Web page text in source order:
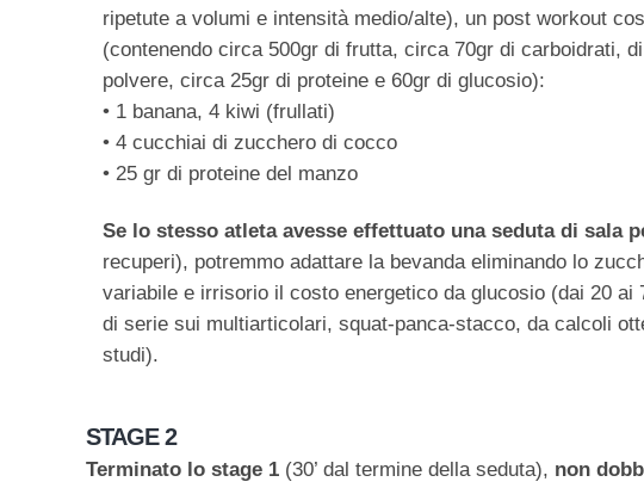
ripetute a volumi e intensità medio/alte), un post workout
(contenendo circa 500gr di frutta, circa 70gr di carboidrati,
polvere, circa 25gr di proteine e 60gr di glucosio):
• 1 banana, 4 kiwi (frullati)
• 4 cucchiai di zucchero di cocco
• 25 gr di proteine del manzo
Se lo stesso atleta avesse effettuato una seduta di sala
recuperi), potremmo adattare la bevanda eliminando lo
variabile e irrisorio il costo energetico da glucosio (dai 20
di serie sui multiarticolari, squat-panca-stacco, da calcoli
studi).
STAGE 2
Terminato lo stage 1 (30’ dal termine della seduta), non